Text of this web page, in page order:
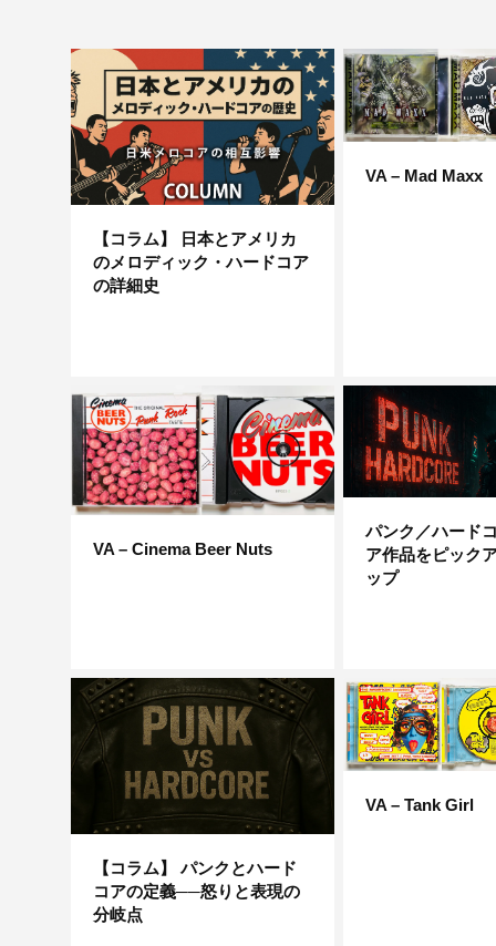
【コラム】 日本とアメリカ
のメロディック・ハードコア
の詳細史
VA – Mad Maxx
VA – Cinema Beer Nuts
パンク／ハード
ア作品をピック
ップ
【コラム】 パンクとハード
コアの定義──怒りと表現の
分岐点
VA – Tank Girl